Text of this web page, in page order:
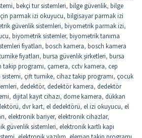
, bekçi tur sistemleri, bilge güvenlik, bilge
parmak izi okuyucu, bilgisayar parmak izi
güvenlik sistemleri, biyometrik parmak izi,
, biyometrik sistemler, biyometrik tanıma
fiyatları, bosch kamera, bosch kamera
fiyatları, bursa güvenlik şirketleri, bursa
takip programı, çamera, cctv kamera, cep
, çift turnike, cihaz takip programı, çocuk
, dedektör, dedektör kamera, dedektör
, dijital kayıt cihazı, dome kamera, dükkan
, dvr kart, el dedektörü, el izi okuyucu, el
, elektronik bariyer, elektronik cihazlar,
güvenlik sistemleri, elektronik kartlı kapı